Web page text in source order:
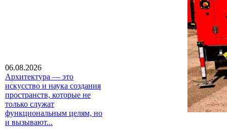
06.08.2026
Архитектура — это
искусство и наука создания
пространств, которые не
только служат
функциональным целям, но
и вызывают...